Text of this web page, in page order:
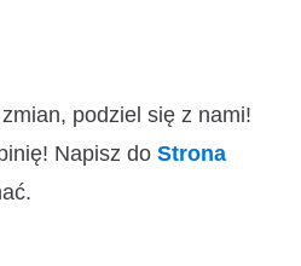
podziel się z nami!
Napisz do Strona